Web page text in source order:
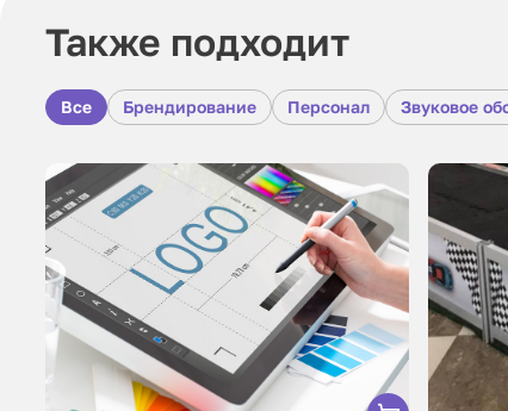
Также подходит
Все Брендирование Персонал Звуковое